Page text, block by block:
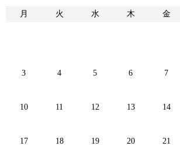
月 火 水 木 金
3 4 5 6 7
10 11 12 13 14
17 18 19 20 21